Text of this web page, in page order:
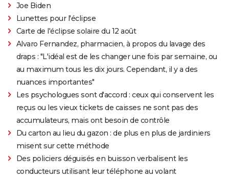
Joe Biden
Lunettes pour l'éclipse
Carte de l'éclipse solaire du 12 août
Alvaro Fernandez, pharmacien, à propos du lavage des
draps : "L'idéal est de les changer une fois par semaine, ou
au maximum tous les dix jours. Cependant, il y a des
nuances importantes"
Les psychologues sont d'accord : ceux qui conservent les
reçus ou les vieux tickets de caisses ne sont pas des
accumulateurs, mais ont besoin de contrôle
Du carton au lieu du gazon : de plus en plus de jardiniers
misent sur cette méthode
Des policiers déguisés en buisson verbalisent les
conducteurs utilisant leur téléphone au volant